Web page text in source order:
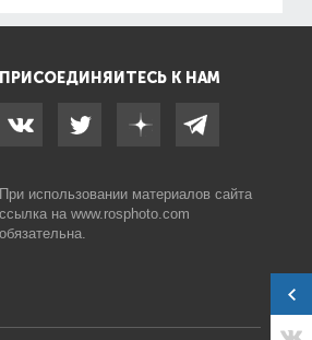
ПРИСОЕДИНЯЙТЕСЬ К НАМ
При использовании материалов сайта
ссылка на www.rosphoto.com
обязательна.